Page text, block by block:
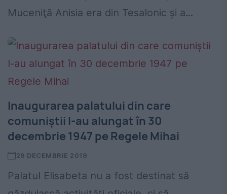
Muceniţă Anisia era din Tesalonic şi a...
Inaugurarea palatului din care
comuniștii l-au alungat în 30
decembrie 1947 pe Regele Mihai
29 DECEMBRIE 2019
Palatul Elisabeta nu a fost destinat să